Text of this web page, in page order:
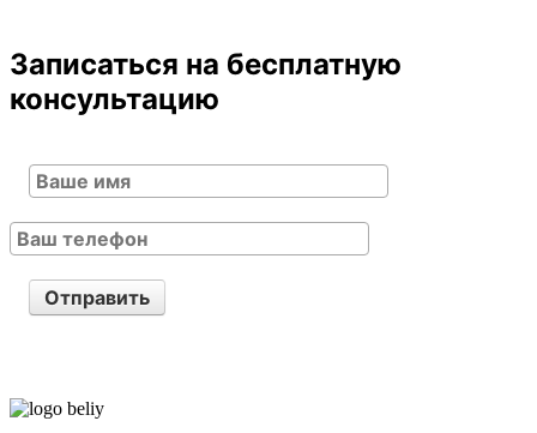
Записаться на бесплатную
консультацию
Отправить